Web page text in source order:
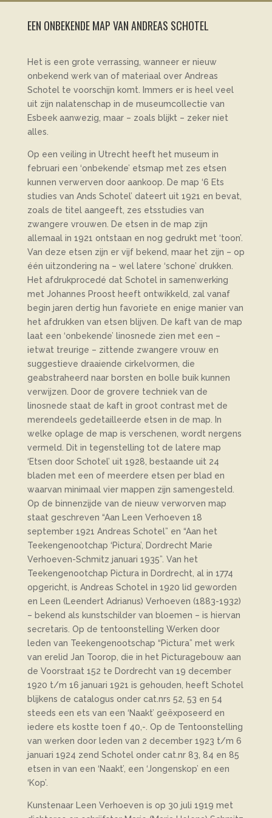
EEN ONBEKENDE MAP VAN ANDREAS SCHOTEL
Het is een grote verrassing, wanneer er nieuw
onbekend werk van of materiaal over Andreas
Schotel te voorschijn komt. Immers er is heel veel
uit zijn nalatenschap in de museumcollectie van
Esbeek aanwezig, maar – zoals blijkt – zeker niet
alles.
Op een veiling in Utrecht heeft het museum in
februari een ‘onbekende’ etsmap met zes etsen
kunnen verwerven door aankoop. De map ‘6 Ets
studies van Ands Schotel’ dateert uit 1921 en bevat,
zoals de titel aangeeft, zes etsstudies van
zwangere vrouwen. De etsen in de map zijn
allemaal in 1921 ontstaan en nog gedrukt met ‘toon’.
Van deze etsen zijn er vijf bekend, maar het zijn – op
één uitzondering na – wel latere ‘schone’ drukken.
Het afdrukprocedé dat Schotel in samenwerking
met Johannes Proost heeft ontwikkeld, zal vanaf
begin jaren dertig hun favoriete en enige manier van
het afdrukken van etsen blijven. De kaft van de map
laat een ‘onbekende’ linosnede zien met een –
ietwat treurige – zittende zwangere vrouw en
suggestieve draaiende cirkelvormen, die
geabstraheerd naar borsten en bolle buik kunnen
verwijzen. Door de grovere techniek van de
linosnede staat de kaft in groot contrast met de
merendeels gedetailleerde etsen in de map. In
welke oplage de map is verschenen, wordt nergens
vermeld. Dit in tegenstelling tot de latere map
‘Etsen door Schotel’ uit 1928, bestaande uit 24
bladen met een of meerdere etsen per blad en
waarvan minimaal vier mappen zijn samengesteld.
Op de binnenzijde van de nieuw verworven map
staat geschreven “Aan Leen Verhoeven 18
september 1921 Andreas Schotel” en “Aan het
Teekengenootchap ‘Pictura’, Dordrecht Marie
Verhoeven-Schmitz januari 1935”. Van het
Teekengenootchap Pictura in Dordrecht, al in 1774
opgericht, is Andreas Schotel in 1920 lid geworden
en Leen (Leendert Adrianus) Verhoeven (1883-1932)
– bekend als kunstschilder van bloemen – is hiervan
secretaris. Op de tentoonstelling Werken door
leden van Teekengenootschap “Pictura” met werk
van erelid Jan Toorop, die in het Picturagebouw aan
de Voorstraat 152 te Dordrecht van 19 december
1920 t/m 16 januari 1921 is gehouden, heeft Schotel
blijkens de catalogus onder cat.nrs 52, 53 en 54
steeds een ets van een ‘Naakt’ geëxposeerd en
iedere ets kostte toen f 40,-. Op de Tentoonstelling
van werken door leden van 2 december 1923 t/m 6
januari 1924 zend Schotel onder cat.nr 83, 84 en 85
etsen in van een ‘Naakt’, een ‘Jongenskop’ en een
‘Kop’.
Kunstenaar Leen Verhoeven is op 30 juli 1919 met